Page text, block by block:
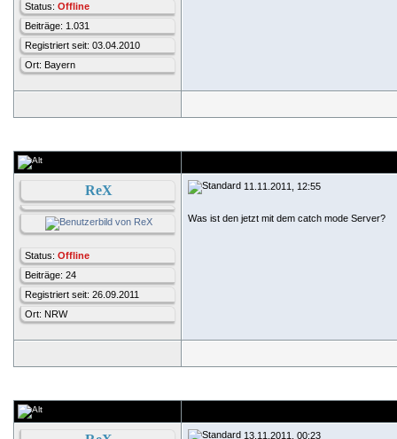
Status: Offline
Beiträge: 1.031
Registriert seit: 03.04.2010
Ort: Bayern
ReX
Status: Offline
Beiträge: 24
Registriert seit: 26.09.2011
Ort: NRW
11.11.2011, 12:55
Was ist den jetzt mit dem catch mode Server?
13.11.2011, 00:23